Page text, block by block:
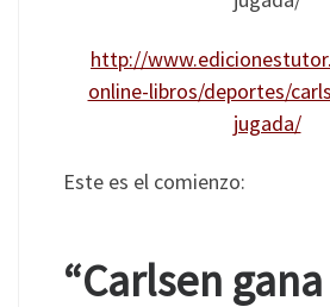
http://
online-libros/deportes/
jugada/
Este es el comienzo:
“Carlsen